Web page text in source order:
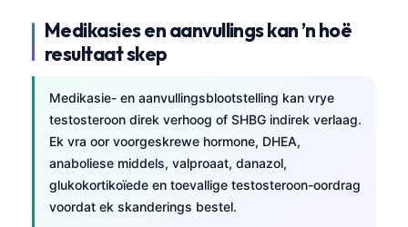
Medikasies en aanvullings kan ’n hoë
resultaat skep
Medikasie- en aanvullingsblootstelling kan vrye
testosteroon direk verhoog of SHBG indirek verlaag.
Ek vra oor voorgeskrewe hormone, DHEA,
anaboliese middels, valproaat, danazol,
glukokortikoïede en toevallige testosteroon-oordrag
voordat ek skanderings bestel.